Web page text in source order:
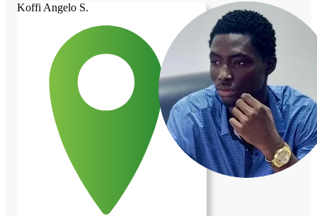
(cuisine,ect...,aides à la personne agée), il
faut biensur que ces échanges de services
s'emboitent avec mes horaires de stages!
Je suis assez
tranquille,respectueuse,propre et rigolote.
Koffi Angelo S.